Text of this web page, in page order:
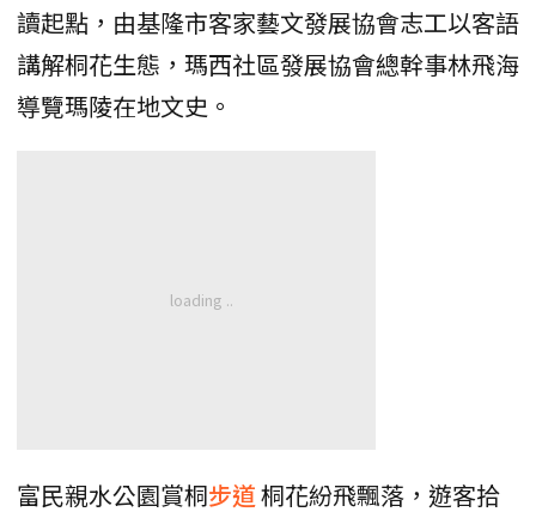
讀起點，由基隆市客家藝文發展協會志工以客語
講解桐花生態，瑪西社區發展協會總幹事林飛海
導覽瑪陵在地文史。
富民親水公園賞桐步道桐花紛飛飄落，遊客拾